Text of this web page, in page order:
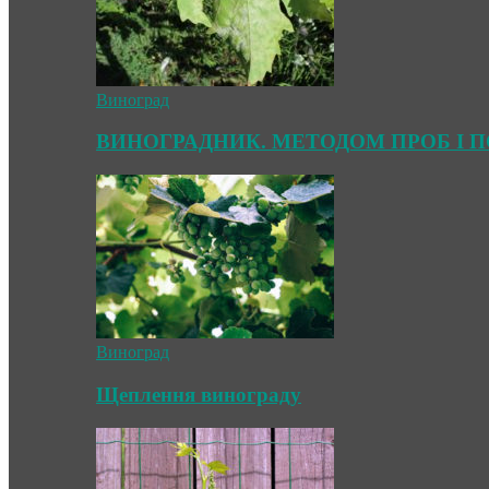
Виноград
ВИНОГРАДНИК. МЕТОДОМ ПРОБ І
Виноград
Щеплення винограду